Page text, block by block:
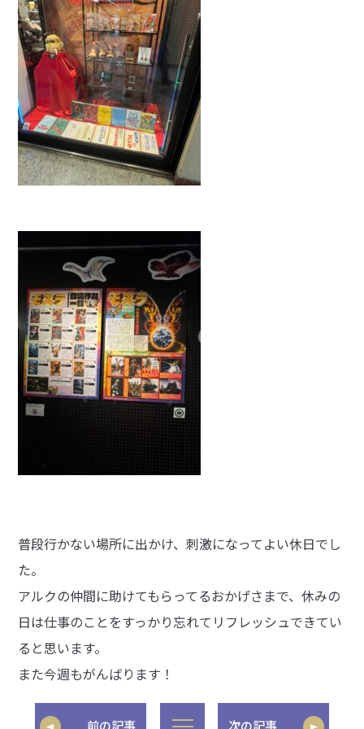
普段行かない場所に出かけ、刺激になってよい休日でし
た。
アルクの仲間に助けてもらってるおかげさまで、休みの
日は仕事のことをすっかり忘れてリフレッシュできてい
ると思います。
また今週もがんばります！
前の記事 次の記事